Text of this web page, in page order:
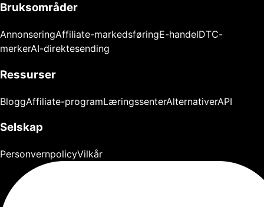
Bruksområder
AnnonseringAffiliate-markedsføringE-handelDTC-
merkerAI-direktesending
Ressurser
BloggAffiliate-programLæringssenterAlternativerAPI
Selskap
PersonvernpolicyVilkår